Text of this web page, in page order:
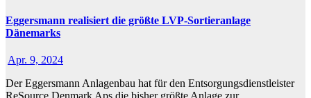
Eggersmann realisiert die größte LVP-Sortieranlage
Dänemarks
Apr. 9, 2024
Der Eggersmann Anlagenbau hat für den Entsorgungsdienstleister
ReSource Denmark Aps die bisher größte Anlage zur…